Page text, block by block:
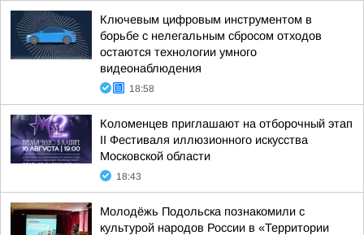
Ключевым цифровым инструментом в
борьбе с нелегальным сбросом отходов
остаются технологии умного
видеонаблюдения
18:58
Коломенцев приглашают на отборочный этап
II Фестиваля иллюзионного искусства
Московской области
18:43
Молодёжь Подольска познакомили с
культурой народов России в «Территории